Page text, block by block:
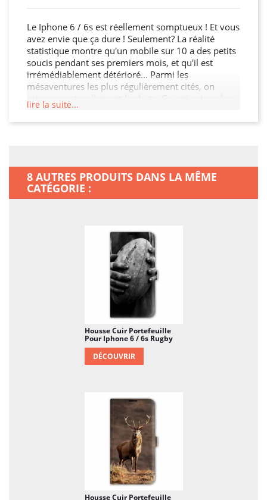
Le Iphone 6 / 6s est réellement somptueux ! Et vous
avez envie que ça dure ! Seulement? La réalité
statistique montre qu'un mobile sur 10 a des petits
soucis pendant ses premiers mois, et qu'il est
irrémédiablement détérioré... Parmi les
mésaventures les plus régulièrement cités, on
jours, une seule fois suffira, et ce sera réglé pour
votre smartphone. Bon, pas systématiqueemnt :
pris une bonne claque. Mais il n'est pas impossible
que votre téléphone parte simplement à la casse. Il
ne faudra pas grand-chose, un choc par exemple,
portefeuille, vous mettez votre mobile à l'abri de
nombreux imprévus, et augmentez
considérablement sa durée de vie. Pas la peine de
chercher midi à 14 heures, l'achat d'une protection
n'est pas une option quand on pense au prix d'un
mobile. Et si en plus de ça, vous pouvez donner
beaucoup plus de style à votre smartphone, que
lire la suite...
8 AUTRES PRODUITS DANS LA MÊME
CATÉGORIE :
Housse Cuir Portefeuille
Pour Iphone 6 / 6s Rugby
DÉCOUVRIR
Housse Cuir Portefeuille